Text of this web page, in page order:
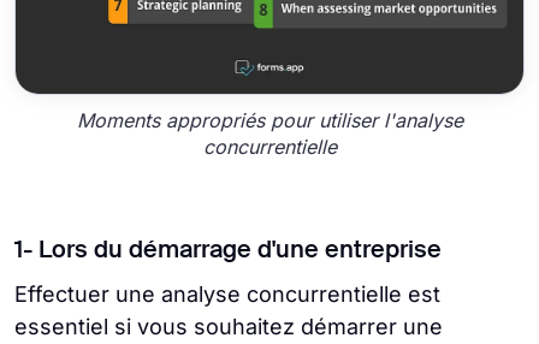
Moments appropriés pour utiliser l'analyse
concurrentielle
1- Lors du démarrage d'une entreprise
Effectuer une analyse concurrentielle est
essentiel si vous souhaitez démarrer une